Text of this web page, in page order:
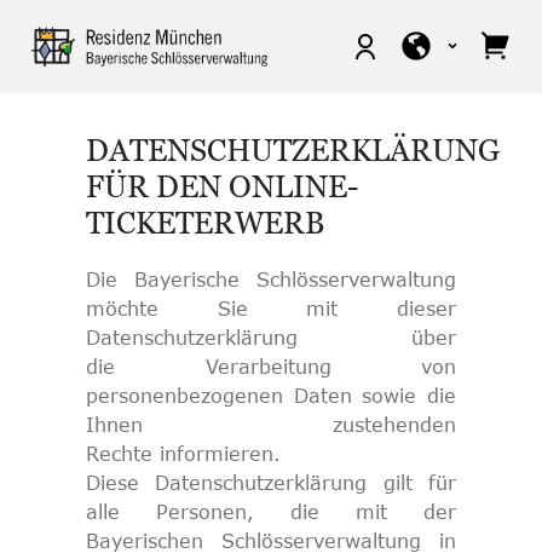
DATENSCHUTZERKLÄRUNG
FÜR DEN ONLINE-
TICKETERWERB
Die Bayerische Schlösserverwaltung
möchte Sie mit dieser
Datenschutzerklärung über
die Verarbeitung von
personenbezogenen Daten sowie die
Ihnen zustehenden
Rechte informieren.
Diese Datenschutzerklärung gilt für
alle Personen, die mit der
Bayerischen Schlösserverwaltung in